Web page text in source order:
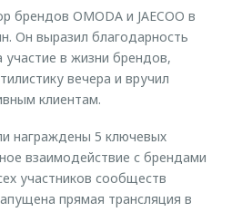
брендов OMODA и JAECOO в
Он выразил благодарность
в жизни брендов,
вечера и вручил
клиентам.
награждены 5 ключевых
взаимодействие с брендами
участников сообществ
прямая трансляция в